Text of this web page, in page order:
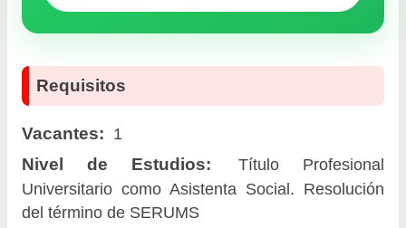
Requisitos
Vacantes: 1
Nivel de Estudios:
Título Profesional
Universitario como Asistenta Social. Resolución
del término de SERUMS